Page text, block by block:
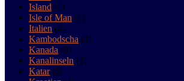
Island (1)
Isle of Man (1)
Italien (4)
Kambodscha (1)
Kanada (9)
Kanalinseln (1)
Katar(8)